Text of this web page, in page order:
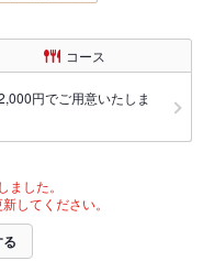
コース
円でご用意いたしま
した。
してください。